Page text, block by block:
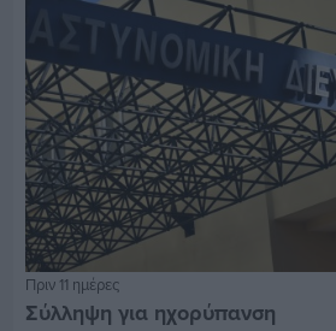
Πριν 11 ημέρες
Σύλληψη για ηχορύπανση